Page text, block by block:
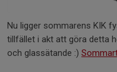
Nu ligger sommarens KIK
tillfället i akt att göra detta
och glassätande :)